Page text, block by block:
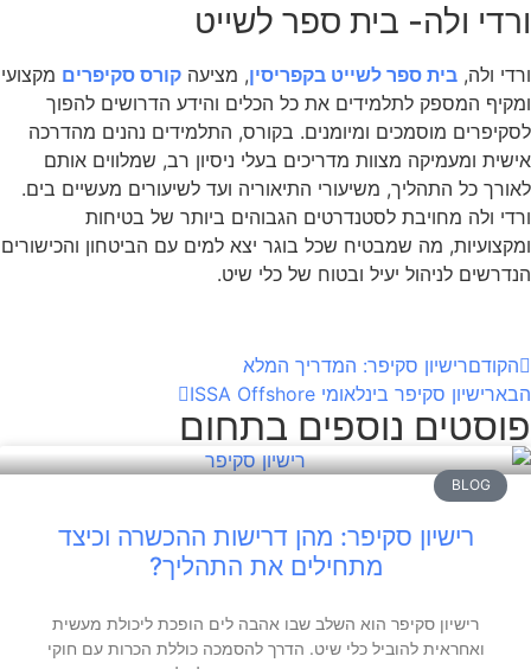
ורדי ולה- בית ספר לשייט
ורדי ולה, בית ספר לשייט בקפריסין, מציעה קורס סקיפרים מקצועי
ומקיף המספק לתלמידים את כל הכלים והידע הדרושים להפוך
לסקיפרים מוסמכים ומיומנים. בקורס, התלמידים נהנים מהדרכה
אישית ומעמיקה מצוות מדריכים בעלי ניסיון רב, שמלווים אותם
לאורך כל התהליך, משיעורי התיאוריה ועד לשיעורים מעשיים בים.
ורדי ולה מחויבת לסטנדרטים הגבוהים ביותר של בטיחות
ומקצועיות, מה שמבטיח שכל בוגר יצא למים עם הביטחון והכישורים
הנדרשים לניהול יעיל ובטוח של כלי שיט.
הקודםרישיון סקיפר: המדריך המלא
הבארישיון סקיפר בינלאומי ISSA Offshore
פוסטים נוספים בתחום
BLOG
רישיון סקיפר: מהן דרישות ההכשרה וכיצד
מתחילים את התהליך?
רישיון סקיפר הוא השלב שבו אהבה לים הופכת ליכולת מעשית
ואחראית להוביל כלי שיט. הדרך להסמכה כוללת הכרות עם חוקי